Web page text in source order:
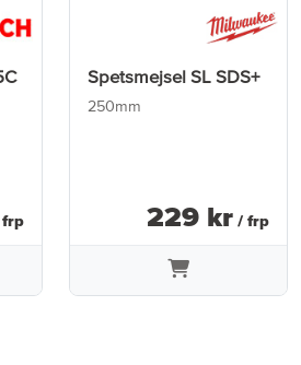
Spetsmejsel SL SDS+
250mm
229 kr / frp